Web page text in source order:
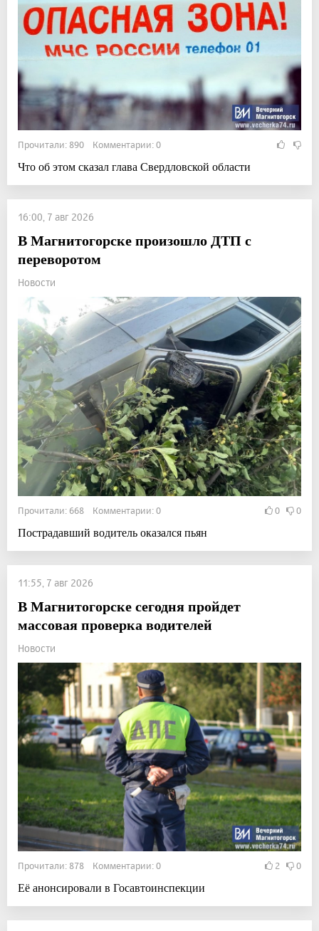
Прочитали: 890 Комментарии: 0
Что об этом сказал глава Свердловской области
16:00, 7 авг 2026
В Магнитогорске произошло ДТП с
переворотом
Новости
Прочитали: 668 Комментарии: 0 0 0
Пострадавший водитель оказался пьян
11:55, 7 авг 2026
В Магнитогорске сегодня пройдет
массовая проверка водителей
Новости
Прочитали: 878 Комментарии: 0 2 0
Её анонсировали в Госавтоинспекции